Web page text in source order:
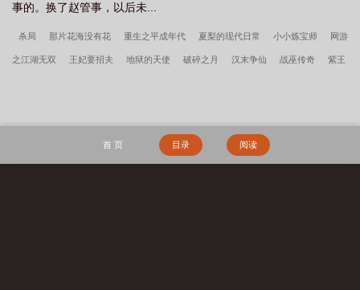
事的。换了赵管事，以后未...
杀局 那片花海没有花 重生之平成年代 夏梨的现代日常 小小炼宝师 网游
之江湖无双 王妃要招夫 地狱的天使 破碎之月 汉末争仙 战巫传奇 紫王
穿越四零，开局全村被屠 镇龙棺，阎王命 重生七零：资本家小
首 页 目录 阅读